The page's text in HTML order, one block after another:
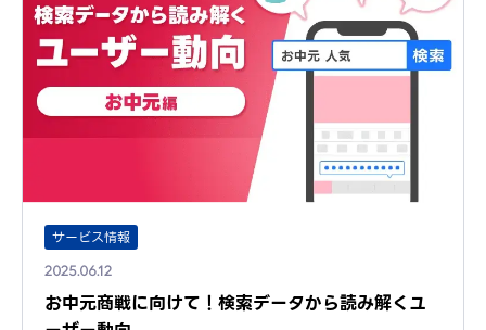
サービス情報
2025.06.12
お中元商戦に向けて！検索データから読み解くユ